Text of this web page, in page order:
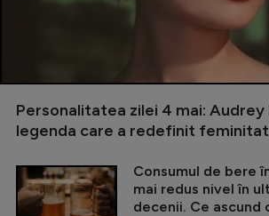
Personalitatea zilei 4 mai: Audrey
legenda care a redefinit
Consumul de bere
mai redus nivel în
decenii. Ce ascund